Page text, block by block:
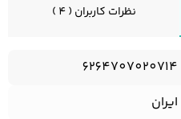
نظرات کاربران ( 4 )
6264707020714
ایران